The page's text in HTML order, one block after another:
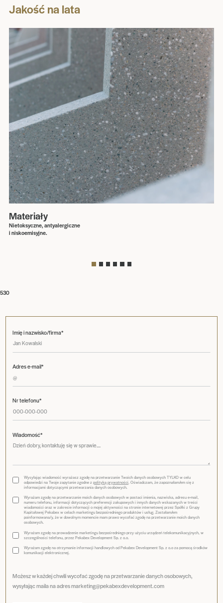
Jakość na lata
Materiały
Nietoksyczne, antyalergiczne
i niskoemisyjne.
530
Imię i nazwisko/firma*
Adres e-mail*
Nr telefonu*
Wiadomość*
Wysyłając wiadomość wyrażasz zgodę na przetwarzanie Twoich danych osobowych TYLKO w celu
odpowiedzi na Twoje zapytanie zgodne zpolityką prywatności . Oświadczam, że zapoznałam/em się z
informacjami dotyczącymi przetwarzania danych osobowych.
Wyrażam zgodę na przetwarzanie moich danych osobowych w postaci imienia, nazwiska, adresu e-mail,
numeru telefonu, informacji dotyczących preferencji zakupowych i innych danych wskazanych w treści
wiadomości oraz w zakresie informacji o mojej aktywności na stronie internetowej przez Spółki z Grupy
Kapitałowej Pekabex w celach marketingu bezpośredniego produktów i usług. Zostałam/em
poinformowana/y, że w dowolnym momencie mam prawo wycofać zgodę na przetwarzanie moich danych
osobowych.
Wyrażam zgodę na prowadzenie marketingu bezpośredniego przy użyciu urządzeń telekomunikacyjnych, w
szczególności telefonu, przez Pekabex Development Sp. z o.o.
Wyrażam zgodę na otrzymanie informacji handlowych od Pekabex Development Sp. z o.o za pomocą środków
komunikacji elektronicznej.
Możesz w każdej chwili wycofać zgodę na przetwarzanie danych osobowych,
wysyłając maila na adres marketing@pekabexdevelopment.com